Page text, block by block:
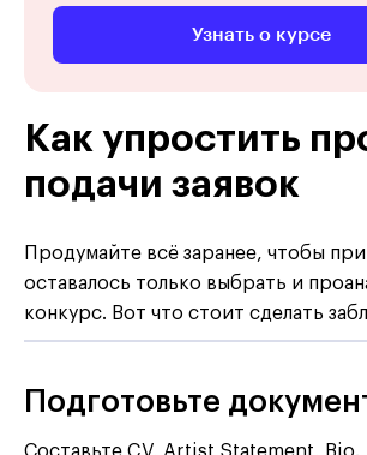
Узнать о курсе
Как упростить
подачи заявок
Продумайте всё заранее, чтобы при
оставалось только выбрать и
конкурс. Вот что стоит сделать
Подготовьте